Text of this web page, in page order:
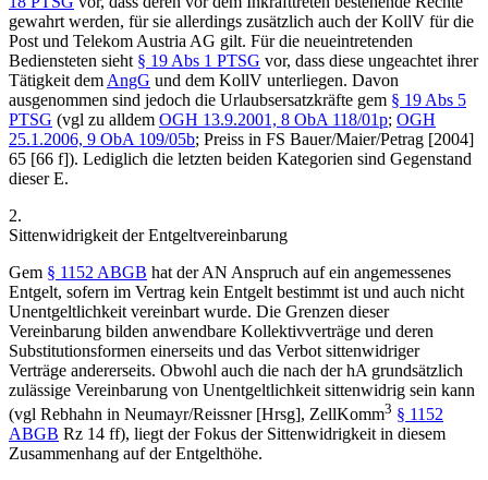
gewahrt werden, für sie allerdings zusätzlich auch der KollV für die
Post und Telekom Austria AG gilt. Für die neueintretenden
Bediensteten sieht § 19 Abs 1 PTSG vor, dass diese ungeachtet ihrer
Tätigkeit dem AngG und dem KollV unterliegen. Davon
ausgenommen sind jedoch die Urlaubsersatzkräfte gem § 19 Abs 5
PTSG (vgl zu alldem OGH 13.9.2001, 8 ObA 118/01p; OGH
25.1.2006, 9 ObA 109/05b; Preiss in FS Bauer/Maier/Petrag [2004]
65 [66 f]). Lediglich die letzten beiden Kategorien sind Gegenstand
dieser E.
2.
Sittenwidrigkeit der Entgeltvereinbarung
Gem § 1152 ABGB hat der AN Anspruch auf ein angemessenes
Entgelt, sofern im Vertrag kein Entgelt bestimmt ist und auch nicht
Unentgeltlichkeit vereinbart wurde. Die Grenzen dieser
Vereinbarung bilden anwendbare Kollektivverträge und deren
Substitutionsformen einerseits und das Verbot sittenwidriger
Verträge andererseits. Obwohl auch die nach der hA grundsätzlich
zulässige Vereinbarung von Unentgeltlichkeit sittenwidrig sein kann
(vgl Rebhahn in Neumayr/Reissner[Hrsg], ZellKomm3 § 1152
ABGB Rz 14 ff), liegt der Fokus der Sittenwidrigkeit in diesem
Zusammenhang auf der Entgelthöhe.